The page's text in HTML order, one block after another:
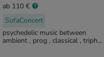
ab 110 €
SofaConcert
psychedelic music between
ambient , prog , classical , triph...